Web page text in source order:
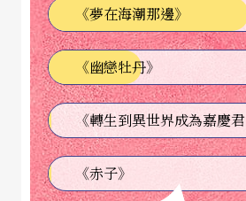
溫杜拿一九七三年生於馬尼拉
技法和怪誕風格，之後創作朝
「菲常態：尋找家園」除了展
立體和空間裝置呈現，闡述「
作者的情感投射與社會定義。
《夢在海潮那邊》
《幽戀牡丹》
《赤子》